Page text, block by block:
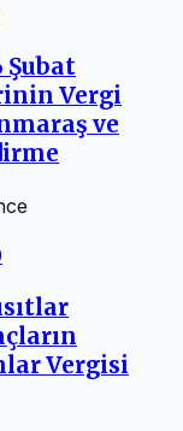
Şubat
Vergi
ve
Vergisi